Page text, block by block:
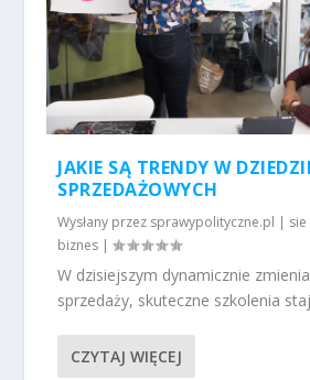
JAKIE SĄ TRENDY W
SPRZEDAŻOWYCH
Wysłany przez sprawypolityczne.pl |
biznes |
W dzisiejszym dynamicznie
sprzedaży, skuteczne szkolenia
CZYTAJ WIĘCEJ